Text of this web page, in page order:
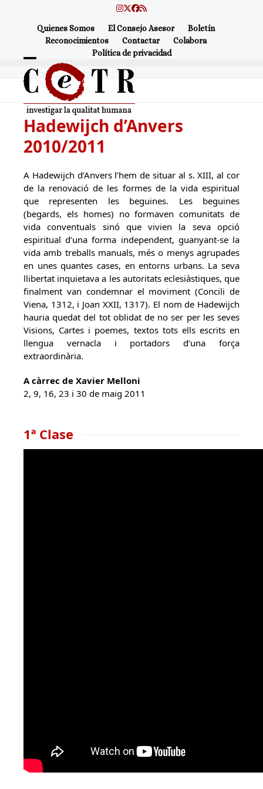
Instagram
Twitter
Facebook
RSS
Quienes Somos El Consejo Asesor
Boletín
Reconocimientos
Contactar
Colabora
Política de privacidad
Open
mobile
menu
Close
mobile
menu
Hadewijch d’Anvers
2010/2011
A Hadewijch d’Anvers l’hem de situar al s. XIII, al cor
de la renovació de les formes de la vida espiritual
que representen les beguines. Les beguines
(begards, els homes) no formaven comunitats de
vida conventuals sinó que vivien la seva opció
espiritual d’una forma independent, guanyant-se la
vida amb treballs manuals, més o menys agrupades
en unes quantes cases, en entorns urbans. La seva
llibertat inquietava a les autoritats eclesiàstiques, que
finalment van condemnar el moviment (Concili de
Viena, 1312, i Joan XXII, 1317). El nom de Hadewijch
hauria quedat del tot oblidat de no ser per les seves
Visions, Cartes i poemes, textos tots ells escrits en
llengua vernacla i portadors d’una força
extraordinària.
A càrrec de Xavier Melloni
2, 9, 16, 23 i 30 de maig 2011
1ª Clase